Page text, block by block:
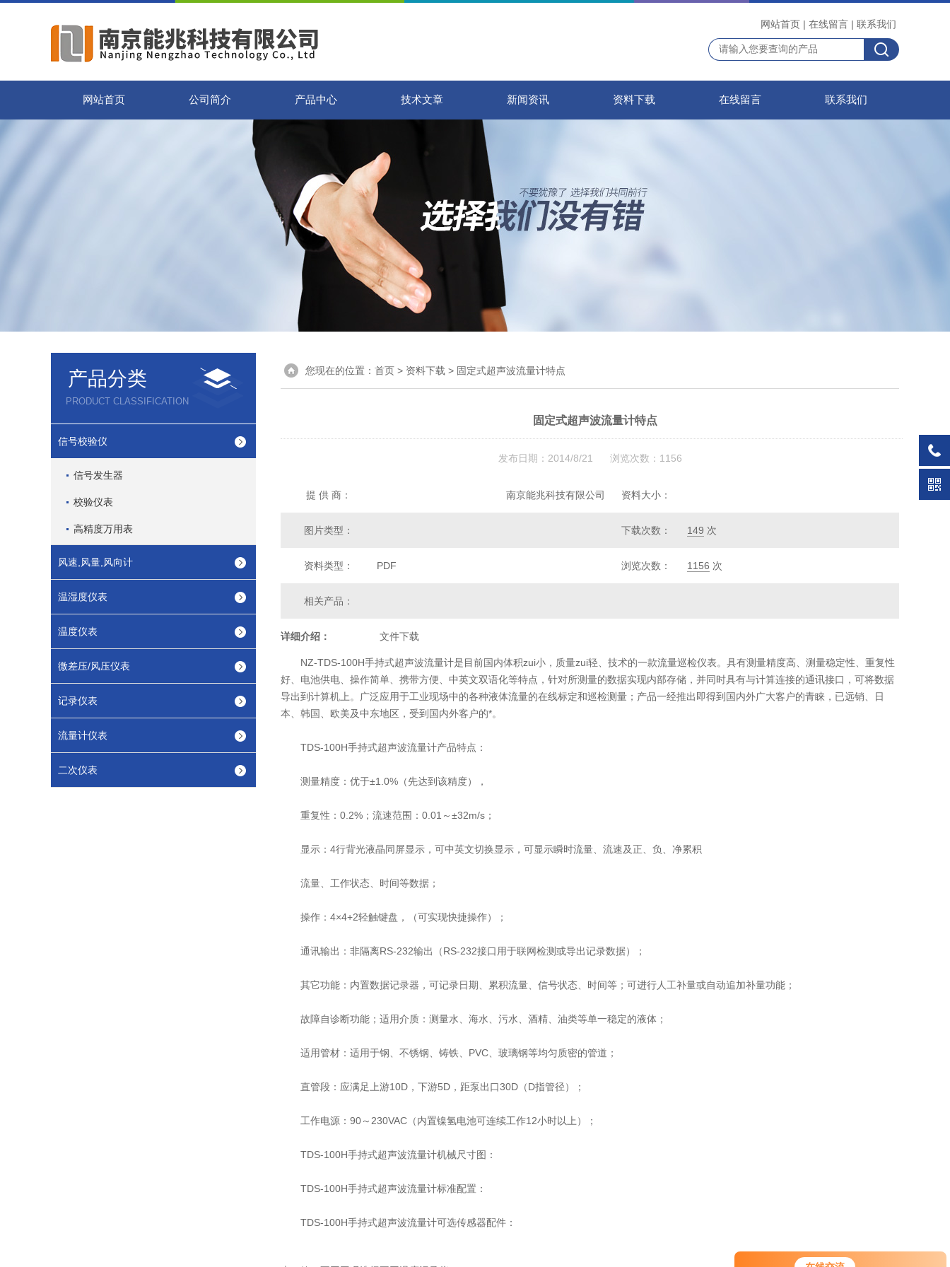
网站首页 | 在线留言 | 联系我们
网站首页 公司简介 产品中心 技术文章 新闻资讯 资料下载 在线留言 联系我们
产品分类
PRODUCT CLASSIFICATION
信号校验仪
信号发生器
校验仪表
高精度万用表
风速,风量,风向计
温湿度仪表
温度仪表
微差压/风压仪表
记录仪表
流量计仪表
二次仪表
您现在的位置： 首页 > 资料下载 > 固定式超声波流量计特点
固定式超声波流量计特点
发布日期：2014/8/21 浏览次数：1156
提 供 商： 南京能兆科技有限公司 资料大小：
图片类型： 下载次数： 149 次
资料类型： PDF 浏览次数： 1156 次
相关产品：
详细介绍： 文件下载
NZ-TDS-100H手持式超声波流量计是目前国内体积zui小，质量zui轻、技术的一款流量巡检仪表。具有测量精度高、测量稳定性、重复性
好、电池供电、操作简单、携带方便、中英文双语化等特点，针对所测量的数据实现内部存储，并同时具有与计算连接的通讯接口，可将数据
导出到计算机上。广泛应用于工业现场中的各种液体流量的在线标定和巡检测量；产品一经推出即得到国内外广大客户的青睐，已远销、日
本、韩国、欧美及中东地区，受到国内外客户的*。
TDS-100H手持式超声波流量计产品特点：
测量精度：优于±1.0%（先达到该精度），
重复性：0.2%；流速范围：0.01～±32m/s；
显示：4行背光液晶同屏显示，可中英文切换显示，可显示瞬时流量、流速及正、负、净累积
流量、工作状态、时间等数据；
操作：4×4+2轻触键盘，（可实现快捷操作）；
通讯输出：非隔离RS-232输出（RS-232接口用于联网检测或导出记录数据）；
其它功能：内置数据记录器，可记录日期、累积流量、信号状态、时间等；可进行人工补量或自动追加补量功能；
故障自诊断功能；适用介质：测量水、海水、污水、酒精、油类等单一稳定的液体；
适用管材：适用于钢、不锈钢、铸铁、PVC、玻璃钢等均匀质密的管道；
直管段：应满足上游10D，下游5D，距泵出口30D（D指管径）；
工作电源：90～230VAC（内置镍氢电池可连续工作12小时以上）；
TDS-100H手持式超声波流量计机械尺寸图：
TDS-100H手持式超声波流量计标准配置：
TDS-100H手持式超声波流量计可选传感器配件：